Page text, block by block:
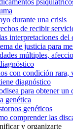
durante una crisis
de recibir
interpretaciones del
de justicia para
múltiples,
con condición rara,
diagnóstico
para obtener un
genética
genéticos
comprender las
y organizarte